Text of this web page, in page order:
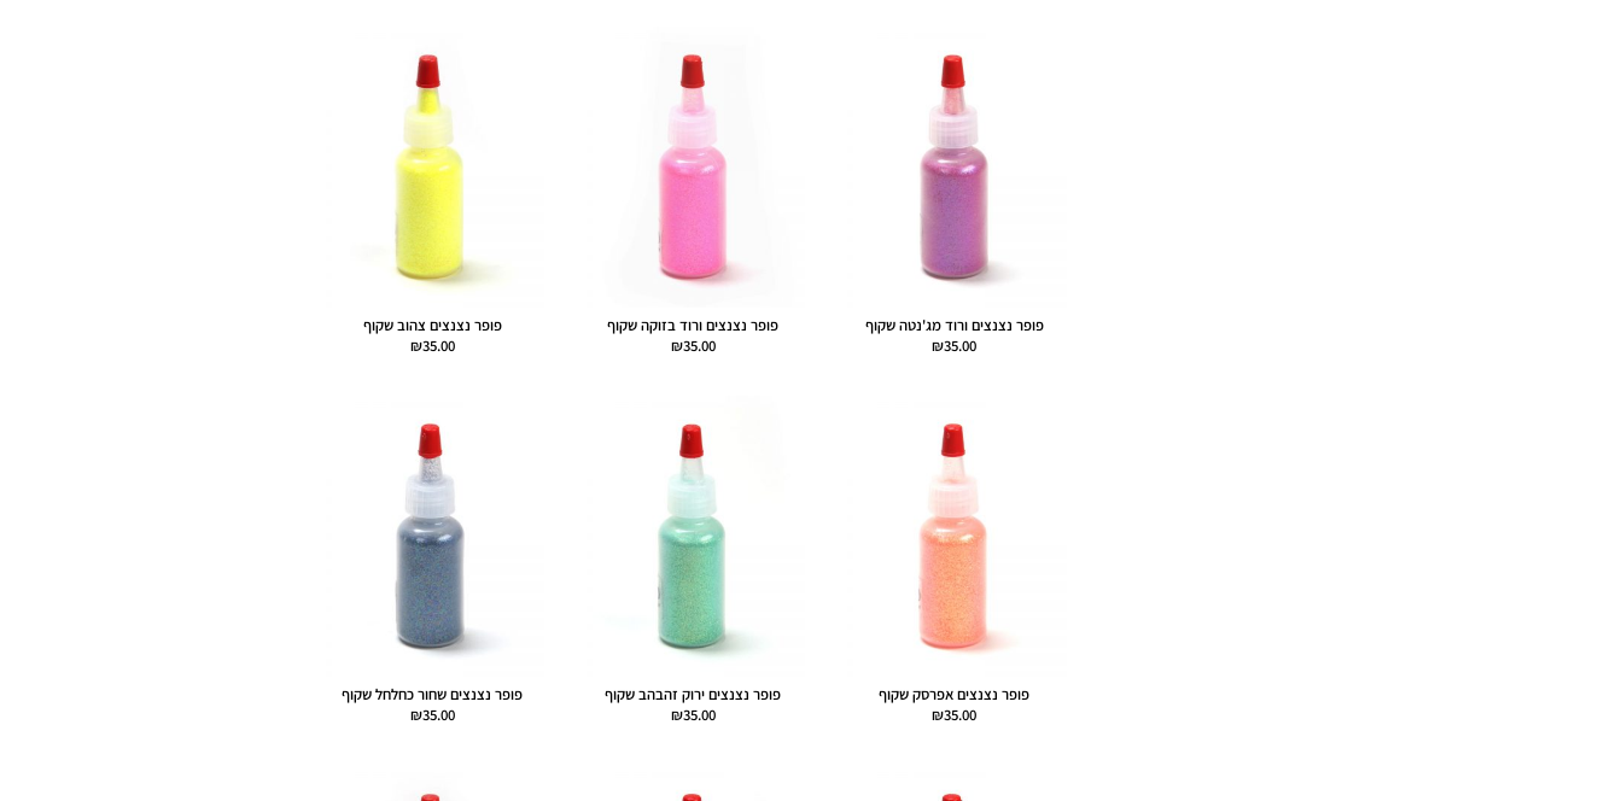
פופר נצנצים ורוד מג'נטה שקוף
₪35.00
פופר נצנצים ורוד בזוקה שקוף
₪35.00
פופר נצנצים צהוב שקוף
₪35.00
פופר נצנצים אפרסק שקוף
₪35.00
פופר נצנצים ירוק זהבהב שקוף
₪35.00
פופר נצנצים שחור כחלחל שקוף
₪35.00